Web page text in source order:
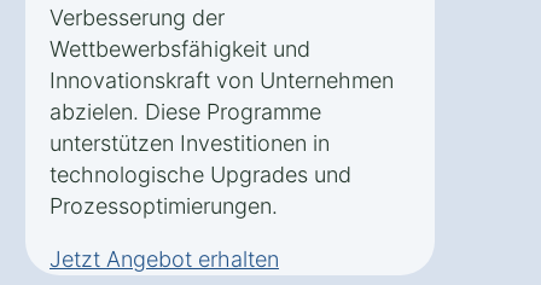
Verbesserung der
Wettbewerbsfähigkeit und
Innovationskraft von Unternehmen
abzielen. Diese Programme
unterstützen Investitionen in
technologische Upgrades und
Prozessoptimierungen.
Jetzt Angebot erhalten